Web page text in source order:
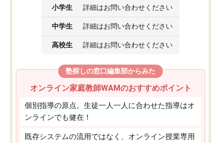
小学生 詳細はお問い合わせください
中学生 詳細はお問い合わせください
高校生 詳細はお問い合わせください
塾探しの窓口編集部からみた
オンライン家庭教師WAMのおすすめポイント
個別指導の原点。生徒一人一人に合わせた指導はオ
ンラインでも健在！
既存システムの流用ではなく、オンライン授業専用